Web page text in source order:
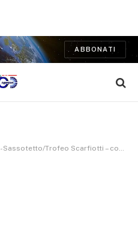
ABBONATI
Trofeo Scarfiotti – com stampa n°7/2019